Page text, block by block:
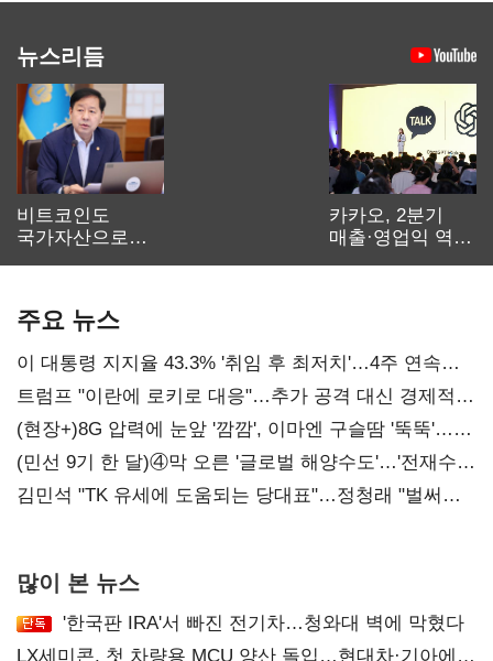
뉴스리듬
비트코인도
국가자산으로…'
카카오, 2분기
매출·영업익 역대
주요 뉴스
이 대통령 지지율 43.3% '취임 후 최저치'…4주 연속
'하락'
트럼프 "이란에 로키로 대응"…추가 공격 대신 경제적
압박 시사
(현장+)8G 압력에 눈앞 '깜깜', 이마엔 구슬땀 '뚝뚝'…
화려한 에어쇼 뒤 땀방울
(민선 9기 한 달)④막 오른 '글로벌 해양수도'…'전재수
리더십' 시험대
김민석 "TK 유세에 도움되는 당대표"…정청래 "벌써
많이 본 뉴스
'한국판 IRA'서 빠진 전기차…청와대 벽에 막혔다
LX세미콘, 첫 차량용 MCU 양산 돌입…현대차·기아에